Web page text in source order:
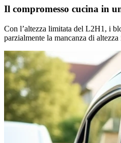
Il compromesso cucina in
Con l’altezza limitata del L2H1, i
parzialmente la mancanza di